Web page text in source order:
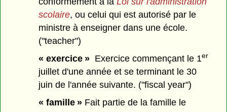
scolaire, ou celui qui est autorisé par le
ministre à enseigner dans une école.
("teacher")
« exercice » Exercice commençant le 1er
juillet d'une année et se terminant le 30
juin de l'année suivante. ("fiscal year")
« famille » Fait partie de la famille le